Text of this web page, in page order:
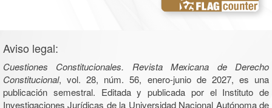
Aviso legal:
Cuestiones Constitucionales. Revista Mexicana de Derecho
Constitucional, vol. 28, núm. 56, enero-junio de 2027, es una
publicación semestral. Editada y publicada por el Instituto de
Investigaciones Jurídicas de la Universidad Nacional Autónoma de